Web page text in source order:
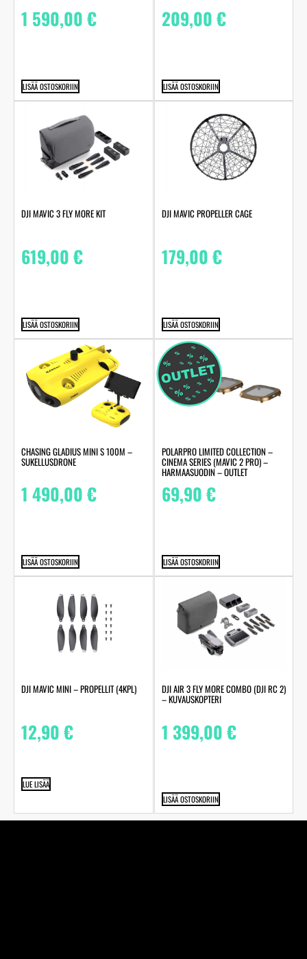
1 590,00€
LISÄÄ OSTOSKORIIN
209,00€
LISÄÄ OSTOSKORIIN
DJI MAVIC 3 FLY MORE KIT
619,00€
LISÄÄ OSTOSKORIIN
DJI MAVIC PROPELLER CAGE
179,00€
LISÄÄ OSTOSKORIIN
CHASING GLADIUS MINI S 100M –
SUKELLUSDRONE
1 490,00€
LISÄÄ OSTOSKORIIN
POLARPRO LIMITED COLLECTION –
CINEMA SERIES (MAVIC 2 PRO) –
HARMAASUODIN – OUTLET
69,90€
LISÄÄ OSTOSKORIIN
DJI MAVIC MINI – PROPELLIT (4KPL)
12,90€
LUE LISÄÄ
DJI AIR 3 FLY MORE COMBO (DJI RC 2)
– KUVAUSKOPTERI
1 399,00€
LISÄÄ OSTOSKORIIN